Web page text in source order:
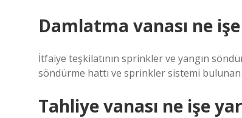
Damlatma vanası ne
İtfaiye teşkilatının sprinkler ve yangın
söndürme hattı ve sprinkler sistemi
Tahliye vanası ne işe